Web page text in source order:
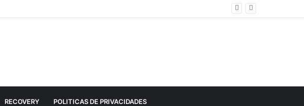
RECOVERY POLITICAS DE PRIVACIDADES